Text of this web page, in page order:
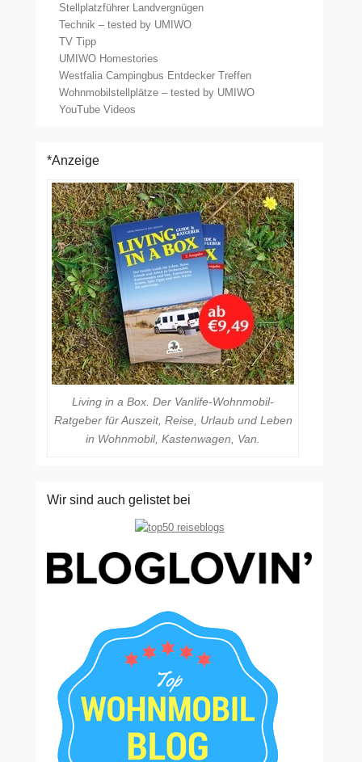
Stellplatzführer Landvergnügen
Technik – tested by UMIWO
TV Tipp
UMIWO Homestories
Westfalia Campingbus Entdecker Treffen
Wohnmobilstellplätze – tested by UMIWO
YouTube Videos
*Anzeige
Living in a Box. Der Vanlife-Wohnmobil-
Ratgeber für Auszeit, Reise, Urlaub und Leben
in Wohnmobil, Kastenwagen, Van.
Wir sind auch gelistet bei